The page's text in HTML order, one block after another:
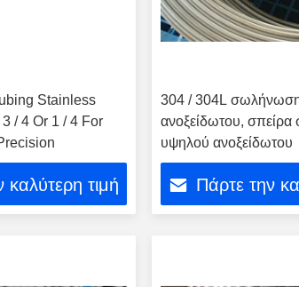
Stainless
/ 4 Or 1 / 4 For
καλύτερη τιμή
304 / 304L
ανοξείδωτου,
υψηλού ανοξείδωτου
Πάρτε την